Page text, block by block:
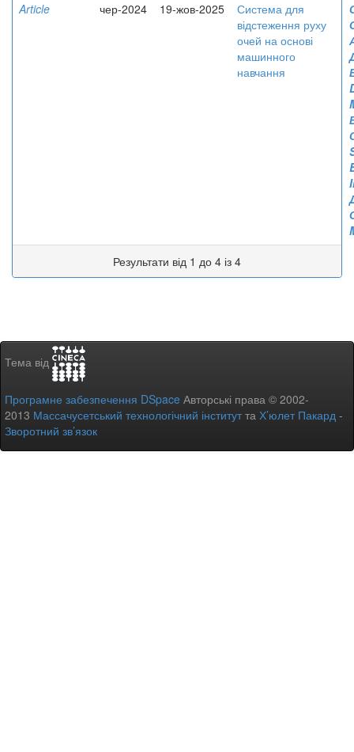
Article
чер-2024 19-жов-2025
Система для
відстеження руху
очей на основі
машинного
навчання
Результати від 1 до 4 із 4
Тема від
Програмне забезпечення DSpace Авторські права © 2002-
2013 Массачусетський технологічний інститутта Х’юлет Пакард -
Зворотний зв’язок